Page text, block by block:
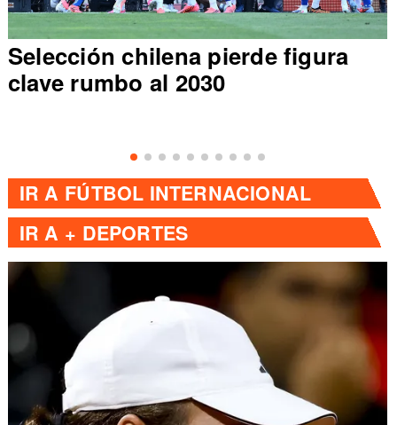
Selección chilena pierde figura
clave rumbo al 2030
IR A FÚTBOL INTERNACIONAL
IR A + DEPORTES